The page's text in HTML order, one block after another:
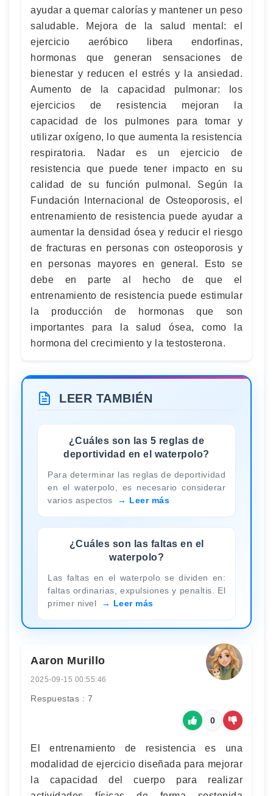
ayudar a quemar calorías y mantener un peso
saludable. Mejora de la salud mental: el
ejercicio aeróbico libera endorfinas,
hormonas que generan sensaciones de
bienestar y reducen el estrés y la ansiedad.
Aumento de la capacidad pulmonar: los
ejercicios de resistencia mejoran la
capacidad de los pulmones para tomar y
utilizar oxígeno, lo que aumenta la resistencia
respiratoria. Nadar es un ejercicio de
resistencia que puede tener impacto en su
calidad de su función pulmonal. Según la
Fundación Internacional de Osteoporosis, el
entrenamiento de resistencia puede ayudar a
aumentar la densidad ósea y reducir el riesgo
de fracturas en personas con osteoporosis y
en personas mayores en general. Esto se
debe en parte al hecho de que el
entrenamiento de resistencia puede estimular
la producción de hormonas que son
importantes para la salud ósea, como la
hormona del crecimiento y la testosterona.
LEER TAMBIÉN
¿Cuáles son las 5 reglas de
deportividad en el waterpolo?
Para determinar las reglas de deportividad
en el waterpolo, es necesario considerar
varios aspectos
Leer más
¿Cuáles son las faltas en el
waterpolo?
Las faltas en el waterpolo se dividen en:
faltas ordinarias, expulsiones y penaltis. El
primer nivel
Leer más
Aaron Murillo
2025-09-15 00:55:46
Respuestas : 7
0
El entrenamiento de resistencia es una
modalidad de ejercicio diseñada para mejorar
la capacidad del cuerpo para realizar